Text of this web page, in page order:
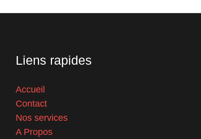
Liens rapides
Accueil
Contact
Nos services
A Propos